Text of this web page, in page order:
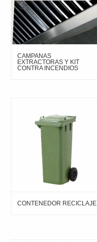
CAMPANAS
EXTRACTORAS Y KIT
CONTRA INCENDIOS
CONTENEDOR RECICLAJE